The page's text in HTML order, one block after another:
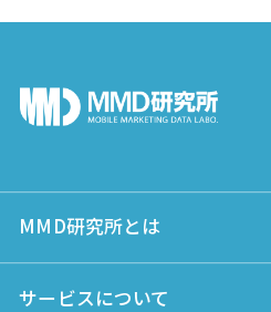
MMD研究所とは
サービスについて